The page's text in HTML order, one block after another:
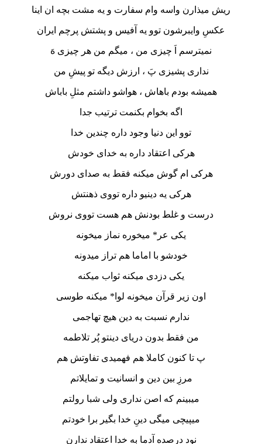
ریش میذارن واسه وام سفارت و یه مشت بچه ان اینا
عکسِ وایبرشون توو یه آفیس و پشتش پرچم ایران
نمیترسم اَ چیزی من ، میگم من هر چیزی هَ
نداری پشیزی پَ ، ارزش دیگه تو پیشِ من
همیشه بودم باهاش ، هواشو داشتم مثلِ باباش
اگه بخوام بکنمت ترتیب جدا
توو این دنیا وجود داره چندین خدا
هرکی اعتقاد داره به خدای خودش
هرکی ام گوش میکنه فقط به صدای دورش
هرکی یه دینیو داره تووی ذهنتش
درست و غلط بودنش هم هست تووی نروش
یکی عر* میخوره نماز میخونه
خودشو با اماما هم تراز میدونه
یکی دزدی میکنه ثواب میکنه
اون زیر قرآن میخونه لوا* میکنه طوسی
ندارم نسبت به دین هیچ تهاجمی
من فقط بدون دریای دینتو پُر تلاطمه
پ تا کنون کاملا هم فهمیدی تفاوتش هم
مرزِ بین دین و انسانیت و تمایلاتم
میبینم که اصن نداری ولی شبا رولتم
میپیچی میگی دینِ خدا بگیر برا خودتم
نود درصده آدما به خدا اعتقاد ندارن